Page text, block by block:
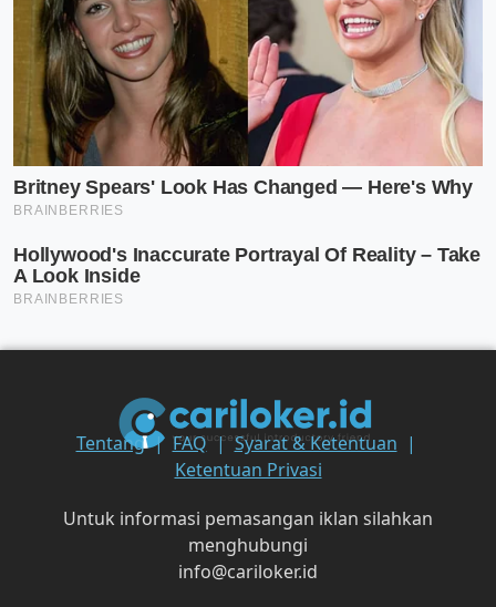
Tentang FAQ
Syarat & Ketentuan
Ketentuan Privasi
Untuk informasi pemasangan iklan silahkan
menghubungi
info@cariloker.id